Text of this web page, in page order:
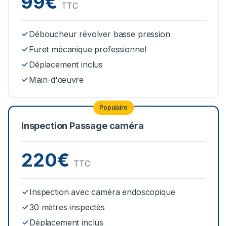
TTC
Déboucheur révolver basse pression
Furet mécanique professionnel
Déplacement inclus
Main-d'œuvre
Populaire
Inspection Passage caméra
220€ TTC
Inspection avec caméra endoscopique
30 mètres inspectés
Déplacement inclus